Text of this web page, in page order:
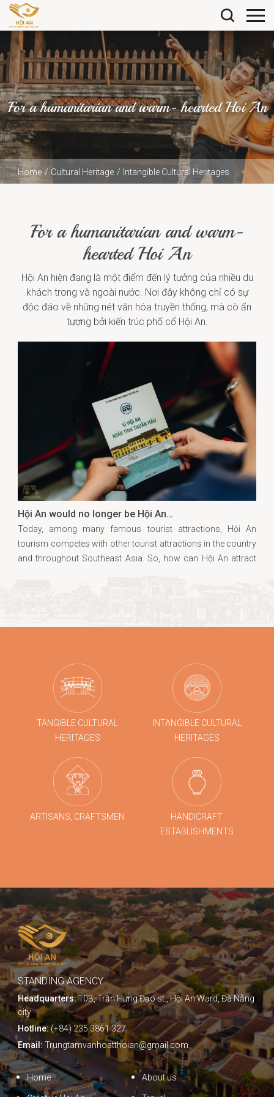
For a humanitarian and warm- hearted Hoi An
Home Cultural Heritage
Intangible Cultural Heritages
For a humanitarian and warm-
hearted Hoi An
Hội An hiện đang là một điểm đến lý tưởng của nhiều du
khách trong và ngoài nước. Nơi đây không chỉ có sự
độc đáo về những nét văn hóa truyền thống, mà cò ấn
tượng bởi kiến trúc phố cổ Hội An.
Hội An would no longer be Hội An…
Today, among many famous tourist attractions, Hội An
tourism competes with other tourist attractions in the country
and throughout Southeast Asia. So, how can Hội An attract
TANGIBLE CULTURAL
HERITAGES
INTANGIBLE CULTURAL
HERITAGES
ARTISANS, CRAFTSMEN
HANDICRAFT
ESTABLISHMENTS
STANDING AGENCY
Headquarters:10B, Trần Hưng Đạo st., Hội An Ward, Đà Nẵng
city
Hotline:(+84) 235 3861 327
Email: Trungtamvanhoatthoian@gmail.com
Home About us